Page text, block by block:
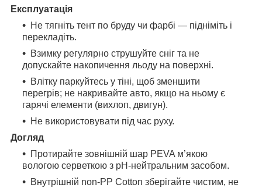
Експлуатація
Не тягніть тент по бруду чи фарбі — підніміть і
перекладіть.
Взимку регулярно струшуйте сніг та не
допускайте накопичення льоду на поверхні.
Влітку паркуйтесь у тіні, щоб зменшити
перегрів; не накривайте авто, якщо на ньому є
гарячі елементи (вихлоп, двигун).
Не використовувати під час руху.
Догляд
Протирайте зовнішній шар PEVA м’якою
вологою серветкою з pH-нейтральним засобом.
Внутрішній non-PP Cotton зберігайте чистим, не